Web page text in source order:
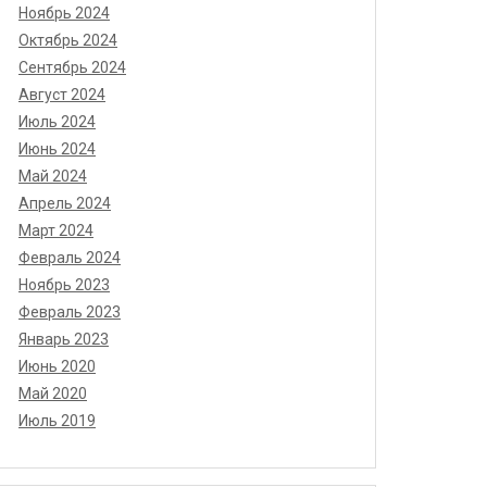
Ноябрь 2024
Октябрь 2024
Сентябрь 2024
Август 2024
Июль 2024
Июнь 2024
Май 2024
Апрель 2024
Март 2024
Февраль 2024
Ноябрь 2023
Февраль 2023
Январь 2023
Июнь 2020
Май 2020
Июль 2019